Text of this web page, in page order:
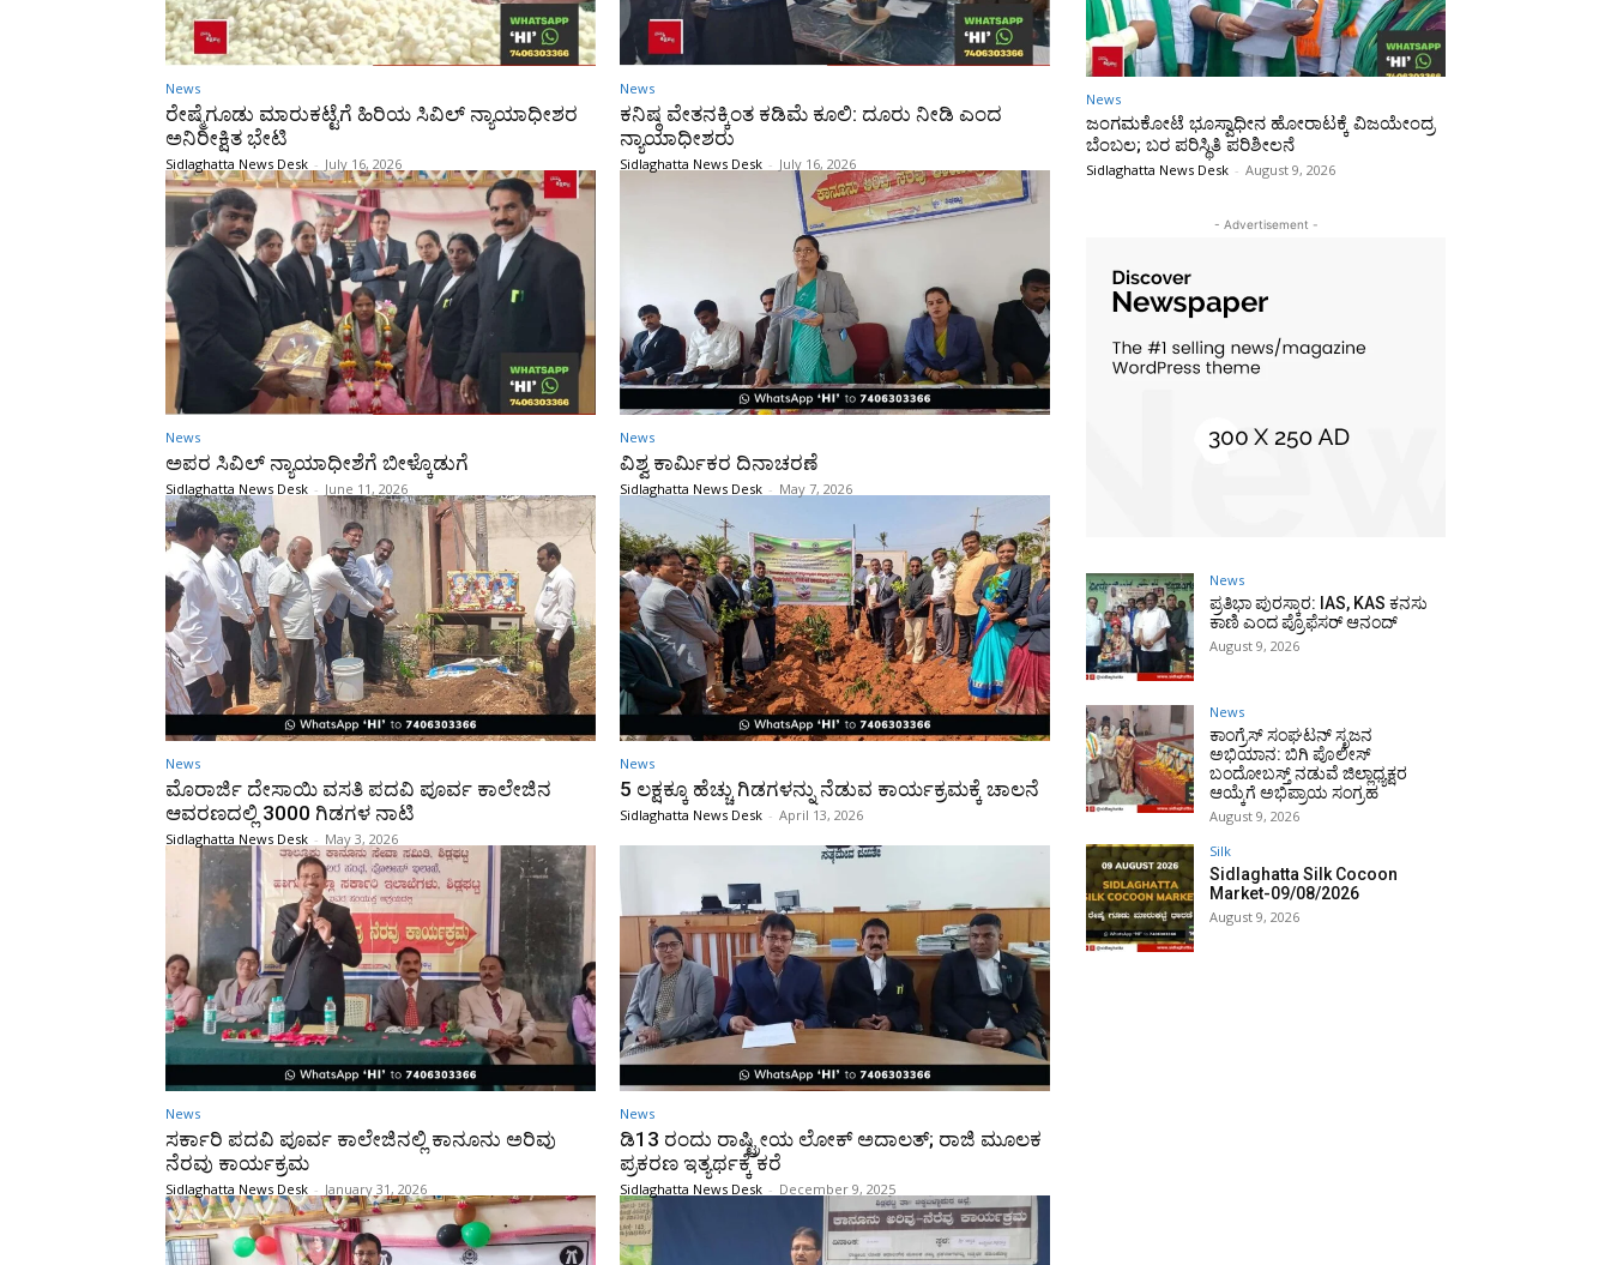
News
ರೇಷ್ಮೆಗೂಡು ಮಾರುಕಟ್ಟೆಗೆ ಹಿರಿಯ ಸಿವಿಲ್ ನ್ಯಾಯಾಧೀಶರ
ಅನಿರೀಕ್ಷಿತ ಭೇಟಿ
Sidlaghatta News Desk - July 16, 2026
News
ಕನಿಷ್ಠ ವೇತನಕ್ಕಿಂತ ಕಡಿಮೆ ಕೂಲಿ: ದೂರು ನೀಡಿ ಎಂದ
ನ್ಯಾಯಾಧೀಶರು
Sidlaghatta News Desk - July 16, 2026
News
ಅಪರ ಸಿವಿಲ್ ನ್ಯಾಯಾಧೀಶೆಗೆ ಬೀಳ್ಕೊಡುಗೆ
Sidlaghatta News Desk - June 11, 2026
News
ವಿಶ್ವ ಕಾರ್ಮಿಕರ ದಿನಾಚರಣೆ
Sidlaghatta News Desk - May 7, 2026
News
ಮೊರಾರ್ಜಿ ದೇಸಾಯಿ ವಸತಿ ಪದವಿ ಪೂರ್ವ ಕಾಲೇಜಿನ
ಆವರಣದಲ್ಲಿ 3000 ಗಿಡಗಳ ನಾಟಿ
Sidlaghatta News Desk - May 3, 2026
News
5 ಲಕ್ಷಕ್ಕೂ ಹೆಚ್ಚು ಗಿಡಗಳನ್ನು ನೆಡುವ ಕಾರ್ಯಕ್ರಮಕ್ಕೆ ಚಾಲನೆ
Sidlaghatta News Desk - April 13, 2026
News
ಸರ್ಕಾರಿ ಪದವಿ ಪೂರ್ವ ಕಾಲೇಜಿನಲ್ಲಿ ಕಾನೂನು ಅರಿವು
ನೆರವು ಕಾರ್ಯಕ್ರಮ
Sidlaghatta News Desk - January 31, 2026
News
ಡಿ13 ರಂದು ರಾಷ್ಟ್ರೀಯ ಲೋಕ್ ಅದಾಲತ್; ರಾಜಿ ಮೂಲಕ
ಪ್ರಕರಣ ಇತ್ಯರ್ಥಕ್ಕೆ ಕರೆ
Sidlaghatta News Desk - December 9, 2025
News
ಜಂಗಮಕೋಟೆ ಭೂಸ್ವಾಧೀನ ಹೋರಾಟಕ್ಕೆ ವಿಜಯೇಂದ್ರ
ಬೆಂಬಲ; ಬರ ಪರಿಸ್ಥಿತಿ ಪರಿಶೀಲನೆ
Sidlaghatta News Desk - August 9, 2026
- Advertisement -
News
ಪ್ರತಿಭಾ ಪುರಸ್ಕಾರ: IAS, KAS ಕನಸು
ಕಾಣಿ ಎಂದ ಪ್ರೊಫೆಸರ್ ಆನಂದ್
August 9, 2026
News
ಕಾಂಗ್ರೆಸ್ ಸಂಘಟನ್ ಸೃಜನ
ಅಭಿಯಾನ: ಬಿಗಿ ಪೊಲೀಸ್
ಬಂದೋಬಸ್ತ್ ನಡುವೆ ಜಿಲ್ಲಾಧ್ಯಕ್ಷರ
ಆಯ್ಕೆಗೆ ಅಭಿಪ್ರಾಯ ಸಂಗ್ರಹ
August 9, 2026
Silk
Sidlaghatta Silk Cocoon
Market-09/08/2026
August 9, 2026